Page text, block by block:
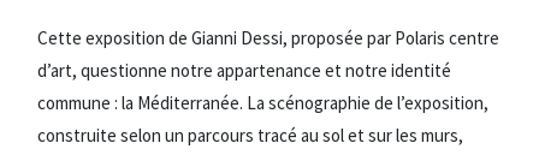
Cette exposition de Gianni Dessi, proposée par Polaris centre
d’art, questionne notre appartenance et notre identité
commune : la Méditerranée. La scénographie de l’exposition,
construite selon un parcours tracé au sol et sur les murs,